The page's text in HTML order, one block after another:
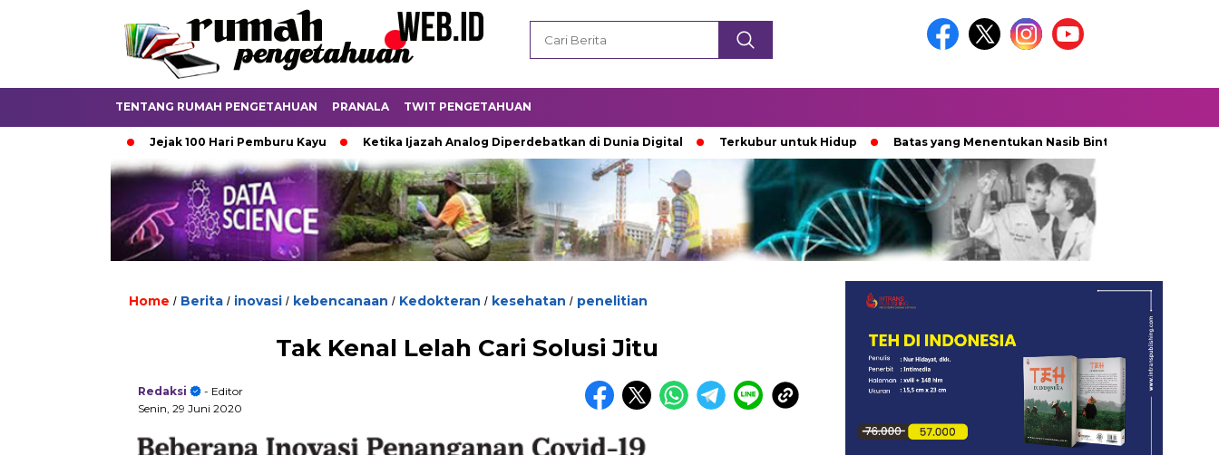
TENTANG RUMAH PENGETAHUAN PRANALA TWIT PENGETAHUAN
Jejak 100 Hari Pemburu Kayu Ketika Ijazah Analog Diperdebatkan di Dunia Digital Terkubur untuk Hidup Batas yang Menentukan Nasib Bintang
Home / Berita / inovasi / kebencanaan / Kedokteran / kesehatan / penelitian
Tak Kenal Lelah Cari Solusi Jitu
Redaksi
- Editor
Senin, 29 Juni 2020